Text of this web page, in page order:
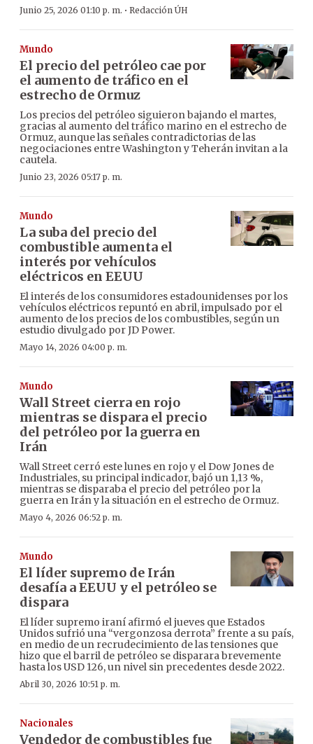
Junio 25, 2026 01:10 p. m. · Redacción ÚH
Mundo
El precio del petróleo cae por
el aumento de tráfico en el
estrecho de Ormuz
Los precios del petróleo siguieron bajando el martes,
gracias al aumento del tráfico marino en el estrecho de
Ormuz, aunque las señales contradictorias de las
negociaciones entre Washington y Teherán invitan a la
cautela.
Junio 23, 2026 05:17 p. m.
Mundo
La suba del precio del
combustible aumenta el
interés por vehículos
eléctricos en EEUU
El interés de los consumidores estadounidenses por los
vehículos eléctricos repuntó en abril, impulsado por el
aumento de los precios de los combustibles, según un
estudio divulgado por JD Power.
Mayo 14, 2026 04:00 p. m.
Mundo
Wall Street cierra en rojo
mientras se dispara el precio
del petróleo por la guerra en
Irán
Wall Street cerró este lunes en rojo y el Dow Jones de
Industriales, su principal indicador, bajó un 1,13 %,
mientras se disparaba el precio del petróleo por la
guerra en Irán y la situación en el estrecho de Ormuz.
Mayo 4, 2026 06:52 p. m.
Mundo
El líder supremo de Irán
desafía a EEUU y el petróleo se
dispara
El líder supremo iraní afirmó el jueves que Estados
Unidos sufrió una “vergonzosa derrota” frente a su país,
en medio de un recrudecimiento de las tensiones que
hizo que el barril de petróleo se disparara brevemente
hasta los USD 126, un nivel sin precedentes desde 2022.
Abril 30, 2026 10:51 p. m.
Nacionales
Vendedor de combustibles fue